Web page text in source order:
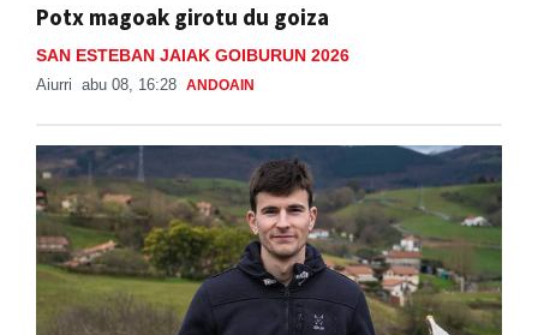
Potx magoak girotu du goiza
SAN ESTEBAN JAIAK GOIBURUN 2026
Aiurri abu 08, 16:28 ANDOAIN